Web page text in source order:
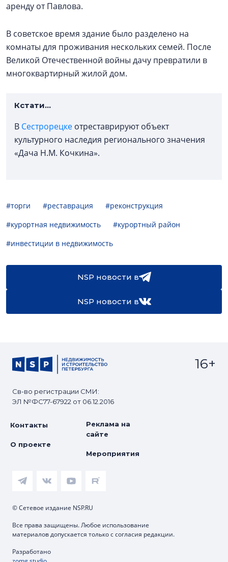
аренду от Павлова.
В советское время здание было разделено на
комнаты для проживания нескольких семей. После
Великой Отечественной войны дачу превратили в
многоквартирный жилой дом.
Кстати...
В Сестрорецке отреставрируют объект
культурного наследия регионального значения
«Дача Н.М. Кочкина».
#торги #реставрация
#реконструкция
#курортная недвижимость
#курортный район
#инвестиции в недвижимость
NSP новости в
NSP новости в
Св-во регистрации СМИ:
ЭЛ №ФС77-67922 от 06.12.2016
16+
Контакты
О проекте
Реклама на
сайте
Мероприятия
© Сетевое издание NSP.RU
Все права защищены. Любое использование
материалов допускается только с согласия редакции.
Разработано